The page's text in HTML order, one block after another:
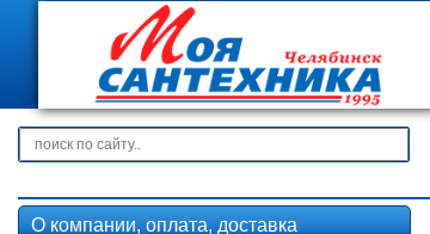
О компании, оплата, доставка